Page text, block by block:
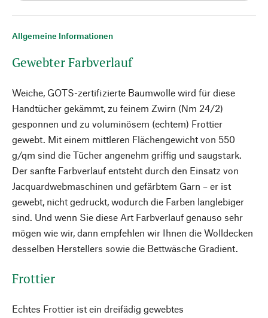
Allgemeine Informationen
Gewebter Farbverlauf
Weiche, GOTS-zertifizierte Baumwolle wird für diese
Handtücher gekämmt, zu feinem Zwirn (Nm 24/2)
gesponnen und zu voluminösem (echtem) Frottier
gewebt. Mit einem mittleren Flächengewicht von 550
g/qm sind die Tücher angenehm griffig und saugstark.
Der sanfte Farbverlauf entsteht durch den Einsatz von
Jacquardwebmaschinen und gefärbtem Garn – er ist
gewebt, nicht gedruckt, wodurch die Farben langlebiger
sind. Und wenn Sie diese Art Farbverlauf genauso sehr
mögen wie wir, dann empfehlen wir Ihnen die Wolldecken
desselben Herstellers sowie die Bettwäsche Gradient.
Frottier
Echtes Frottier ist ein dreifädig gewebtes